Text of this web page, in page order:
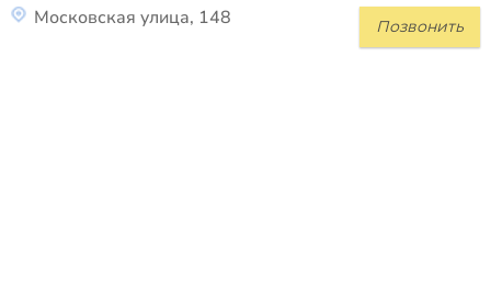
Позвонить
Московская улица, 148